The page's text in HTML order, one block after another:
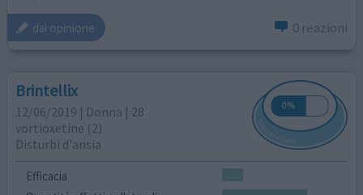
dai opinione 0 reazioni
Brintellix
12/06/2019 | Donna | 28
vortioxetine (2)
Disturbi d'ansia
Efficacia